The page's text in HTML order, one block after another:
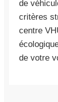
de
critères
centre
de votre